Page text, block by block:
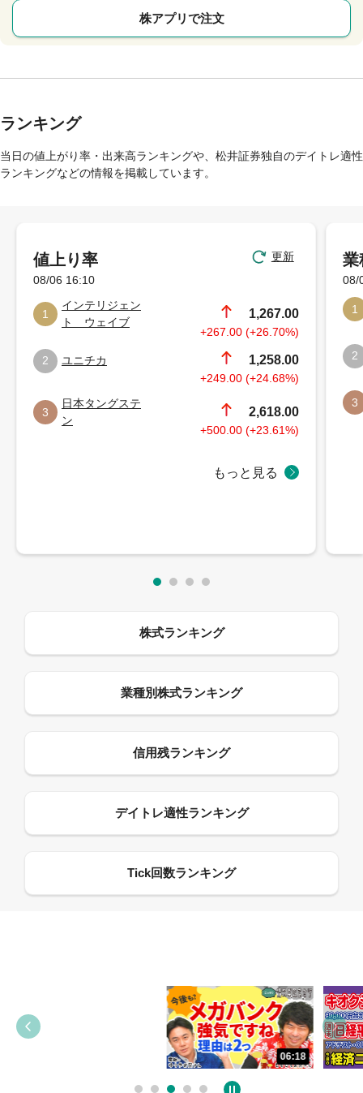
株アプリで注文
ランキング
当日の値上がり率・出来高ランキングや、松井証券独自のデイトレ適性
ランキングなどの情報を掲載しています。
06:18